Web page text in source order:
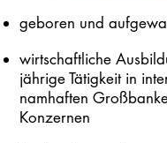
geboren und
wirtschaftliche
jährige Tätigkeit in
namhaften
Konzernen